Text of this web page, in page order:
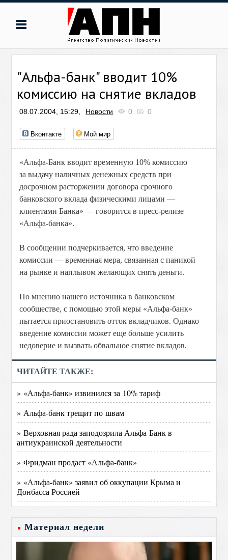
"Альфа-банк" вводит 10%
комиссию на снятие вкладов
08.07.2004, 15:29, Новости 0 0
Вконтакте Мой мир
«Альфа-Банк вводит временную 10% комиссию
за выдачу наличных денежных средств при
досрочном расторжении договора срочного
банковского вклада физическими лицами —
клиентами Банка» — говорится в пресс-релизе
«Альфа-банка».
В сообщении подчеркивается, что введение
комиссии — временная мера, связанная с паникой
на рынке и наплывом желающих снять деньги.
По мнению нашего источника в банковском
сообществе, с помощью этой меры «Альфа-банк»
пытается приостановить отток вкладчиков. Однако
введение комиссии может еще больше усилить
недоверие и вызвать обвальное снятие вкладов.
ЧИТАЙТЕ ТАКЖЕ:
» «Альфа-банк» извинился за 10% тариф
» Альфа-банк трещит по швам
» Верховная рада заподозрила Альфа-Банк в
антиукраинской деятельности
» Фридман продаст «Альфа-банк»
» «Альфа-банк» заявил об оккупации Крыма и
Донбасса Россией
Материал недели